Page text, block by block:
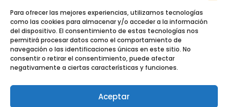
Para ofrecer las mejores experiencias, utilizamos tecnologías
como las cookies para almacenar y/o acceder a la información
del dispositivo. El consentimiento de estas tecnologías nos
permitirá procesar datos como el comportamiento de
navegación o las identificaciones únicas en este sitio. No
consentir o retirar el consentimiento, puede afectar
negativamente a ciertas características y funciones.
Aceptar
Instituto de Ciencias Forestales, INIA-CSIC
Ctra. de la Coruña km 7,5 - 28040 Madrid